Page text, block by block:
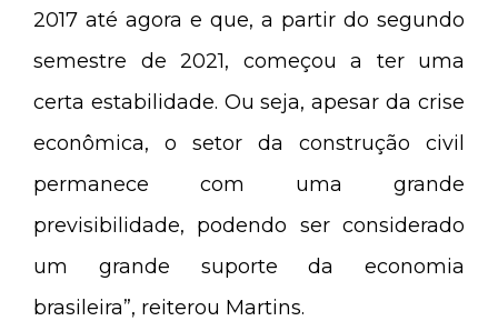
2017 até agora e que, a partir do segundo
semestre de 2021, começou a ter uma
certa estabilidade. Ou seja, apesar da crise
econômica, o setor da construção civil
permanece com uma grande
previsibilidade, podendo ser considerado
um grande suporte da economia
brasileira”, reiterou Martins.